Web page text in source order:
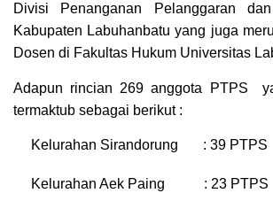
Divisi Penanganan Pelanggaran
Kabupaten Labuhanbatu yang juga
Dosen di Fakultas Hukum Universitas
Adapun rincian 269 anggota PTPS
termaktub sebagai berikut :
Kelurahan Sirandorung : 39 PTPS
Kelurahan Aek Paing : 23 PTPS